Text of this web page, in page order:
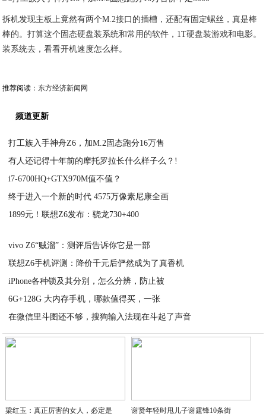
拆机发现主板上竟然有两个M.2接口的插槽，还配有固定螺丝，真是棒
棒的。打算这个固态硬盘装系统和常用的软件，1T硬盘装游戏和电影。
装系统去，看看开机速度怎么样。
推荐阅读：东方经济新闻网
频道更新
打工族入手神舟Z6，加M.2固态跑分16万售
有人还记得十年前的摩托罗拉长什么样子么？!
i7-6700HQ+GTX970M值不值？
终于进入一个新的时代 4575万像素尼康全画
1899元！联想Z6发布：骁龙730+400
vivo Z6“贼溜”：测评后告诉你它是一部
联想Z6手机评测：降价千元后俨然成为了真香机
iPhone各种锁及其分别，怎么分辨，防止被
6G+128G 大内存手机，哪款值得买，一张
在微信里斗图还不够，搜狗输入法现在斗起了声音
2021-02-12
梁红玉：真正厉害的女人，必定是 谢贤年轻时甩儿子谢霆锋10条街